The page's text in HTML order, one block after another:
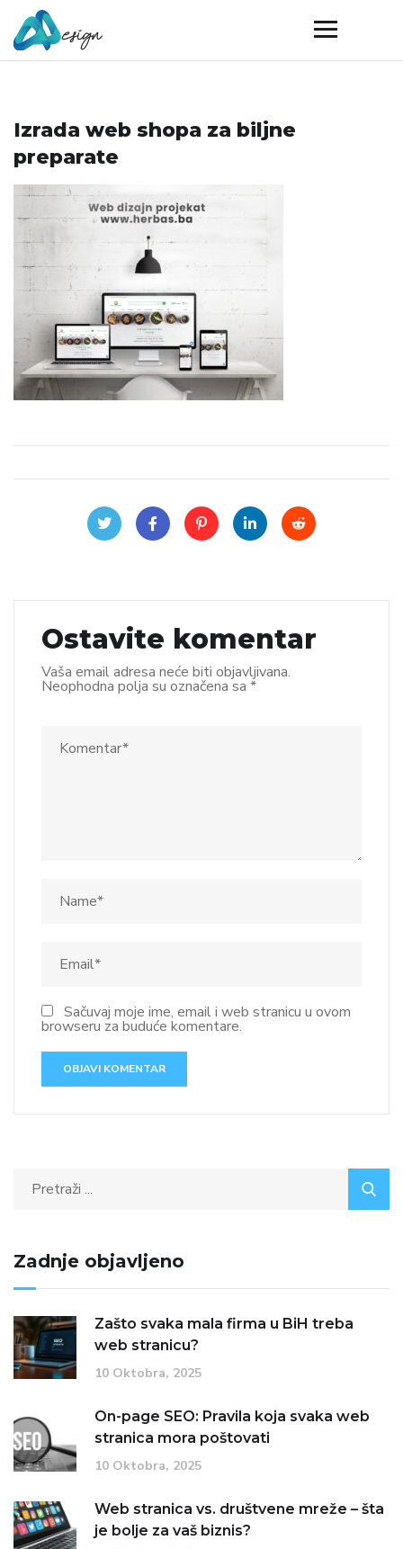
Izrada web shopa za biljne
preparate
Ostavite komentar
Vaša email adresa neće biti objavljivana.
Neophodna polja su označena sa *
Sačuvaj moje ime, email i web stranicu u ovom
browseru za buduće komentare.
Zadnje objavljeno
Zašto svaka mala firma u BiH treba
web stranicu?
10 Oktobra, 2025
On-page SEO: Pravila koja svaka web
stranica mora poštovati
10 Oktobra, 2025
Web stranica vs. društvene mreže – šta
je bolje za vaš biznis?